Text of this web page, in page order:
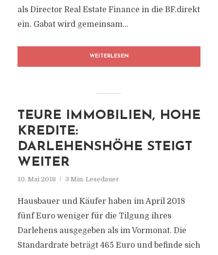
als Director Real Estate Finance in die BF.direkt
ein. Gabat wird gemeinsam...
WEITERLESEN
TEURE IMMOBILIEN, HOHE
KREDITE:
DARLEHENSHÖHE STEIGT
WEITER
10. Mai 2018 3 Min. Lesedauer
Hausbauer und Käufer haben im April 2018
fünf Euro weniger für die Tilgung ihres
Darlehens ausgegeben als im Vormonat. Die
Standardrate beträgt 465 Euro und befinde sich